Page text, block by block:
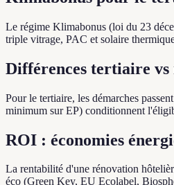
Le régime Klimabonus (loi du 23
triple vitrage, PAC et solaire
Différences tertiaire vs
Pour le tertiaire, les démarches
minimum sur EP) conditionnent
ROI : économies
La rentabilité d'une rénovation
éco (Green Key, EU Ecolabel,